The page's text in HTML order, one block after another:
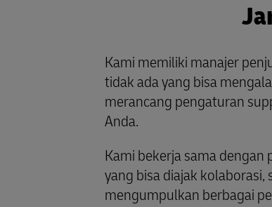
Kami memiliki manajer
tidak ada yang bisa
merancang pengaturan
Anda.
Kami bekerja sama
yang bisa diajak
mengumpulkan berbagai